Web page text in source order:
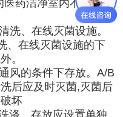
药洁净室内不得设置
洗、在线灭菌设施。
、在线灭菌设施的下
。
风的条件下存放。A/B
后应及时灭菌,灭菌后
坏
涤、存放应设置单独